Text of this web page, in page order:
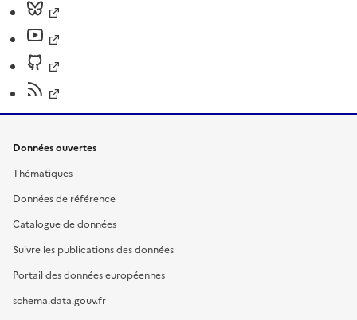
Données ouvertes
Thématiques
Données de référence
Catalogue de données
Suivre les publications des données
Portail des données européennes
schema.data.gouv.fr